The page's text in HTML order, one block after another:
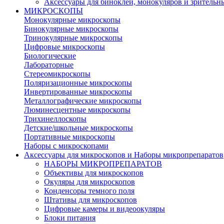
Аксессуары для биноклей, монокуляров и
МИКРОСКОПЫ
Монокулярные микроскопы
Бинокулярные микроскопы
Тринокулярные микроскопы
Цифровые микроскопы
Биологические
Лабораторные
Стереомикроскопы
Поляризационные микроскопы
Инвертированные микроскопы
Металлографические микроскопы
Люминесцентные микроскопы
Трихинеллоскопы
Детские/школьные микроскопы
Портативные микроскопы
Наборы с микроскопами
Аксессуары для микроскопов и Наборы микропрепаратов
НАБОРЫ МИКРОПРЕПАРАТОВ
Объективы для микроскопов
Окуляры для микроскопов
Конденсоры темного поля
Штативы для микроскопов
Цифровые камеры и видеоокуляры
Блоки питания